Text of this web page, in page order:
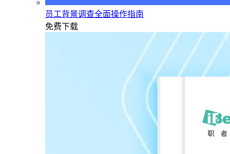
员工背景调查全面操作指南
免费下载